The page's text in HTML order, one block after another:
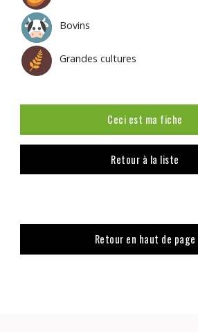
Bovins
Grandes cultures
Ceci est ma fiche
Retour à la liste
Retour en haut de page